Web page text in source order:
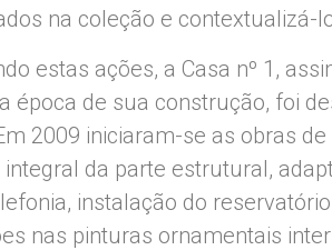
na coleção e contextualizá-
estas ações, a Casa nº 1,
época de sua construção, foi
2009 iniciaram-se as obras
integral da parte estrutural,
instalação do
nas pinturas ornamentais